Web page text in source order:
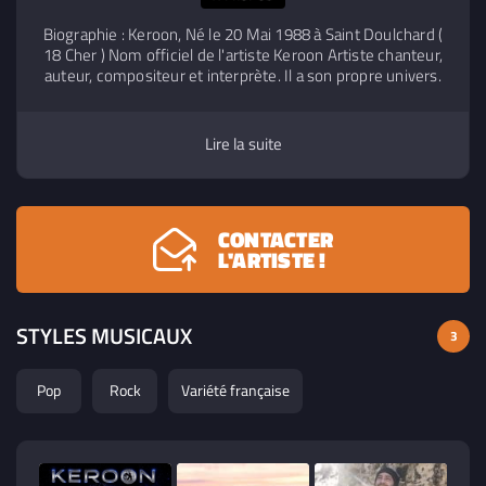
Biographie : Keroon, Né le 20 Mai 1988 à Saint Doulchard (
18 Cher ) Nom officiel de l'artiste Keroon Artiste chanteur,
auteur, compositeur et interprète. Il a son propre univers.
influences comme Calogero, Ed sherann, Coldplay, Jean
Louis Aubert, M, Indochine du synthé façon The weeknd,
un mélange très pop actuel. Keroon est un artiste
la mélancolie . Keroon
Lire la suite
CONTACTER
L'ARTISTE !
STYLES MUSICAUX 3
Pop Rock Variété française